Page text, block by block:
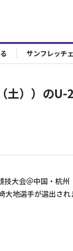
サンフレッチ
土））のU-
大会＠中国・杭
地選手が選出さ